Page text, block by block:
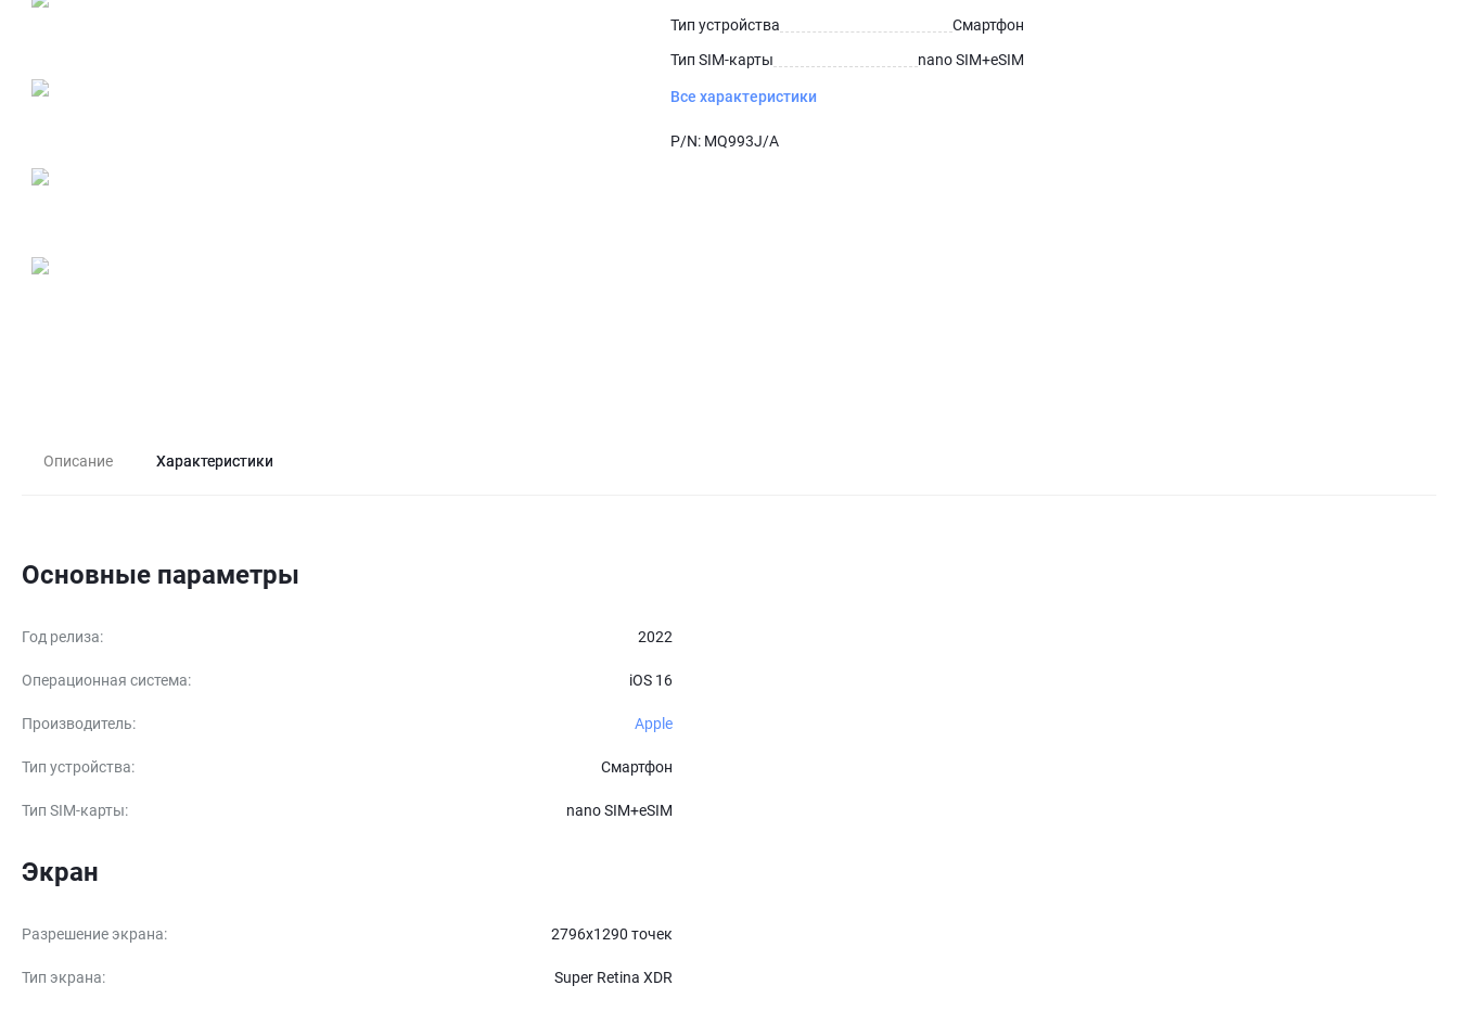
Тип устройства
Смартфон
Тип SIM-карты
nano SIM+eSIM
Все характеристики
P/N: MQ993J/A
Описание Характеристики
Основные параметры
Год релиза: 2022
Операционная система: iOS 16
Производитель: Apple
Тип устройства: Смартфон
Тип SIM-карты: nano SIM+eSIM
Экран
Разрешение экрана: 2796х1290 точек
Тип экрана: Super Retina XDR